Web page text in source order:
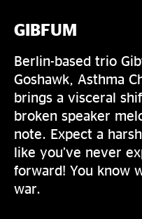
GIBFUM
Berlin-based trio
Goshawk, Asthma
brings a visceral
broken speaker
note. Expect a
like you’ve never
forward! You know
war.